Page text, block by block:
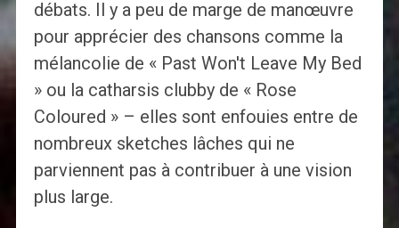
débats. Il y a peu de marge de manœuvre
pour apprécier des chansons comme la
mélancolie de « Past Won't Leave My Bed
» ou la catharsis clubby de « Rose
Coloured » – elles sont enfouies entre de
nombreux sketches lâches qui ne
parviennent pas à contribuer à une vision
plus large.